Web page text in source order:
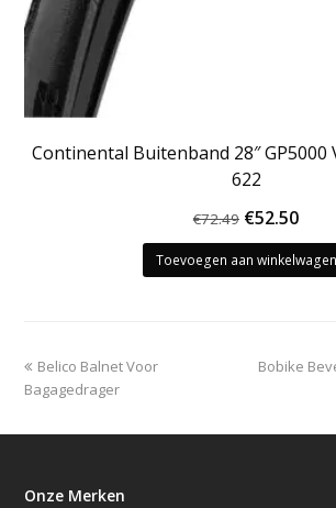
Continental Buitenband 28″ GP5000
622
€72.49
prijs
was:
€52.50
prijs
is:
Toevoegen aan winkelwagen
previous
post:
Belico Balnet Voor
Bagagedrager
next
Bobike
Onze Merken